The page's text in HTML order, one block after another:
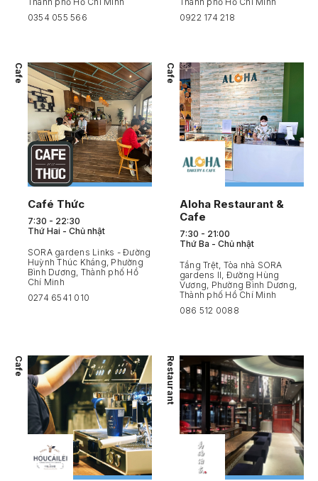
0354 055 566
0922 174 218
Café Thức
7:30 - 22:30
Thứ Hai - Chủ nhật
SORA gardens Links - Đường
Huỳnh Thúc Kháng, Phường
Bình Dương, Thành phố Hồ
Chí Minh
0274 6541 010
Cafe
Aloha Restaurant &
Cafe
7:30 - 21:00
Thứ Ba - Chủ nhật
Tầng Trệt, Tòa nhà SORA
gardens II, Đường Hùng
Vương, Phường Bình Dương,
Thành phố Hồ Chí Minh
086 512 0088
Cafe
Cafe Restaurant